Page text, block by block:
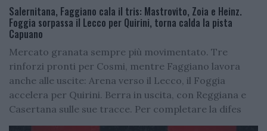
Salernitana, Faggiano cala il tris: Mastrovito, Zoia e Heinz.
Foggia sorpassa il Lecco per Quirini, torna calda la pista
Capuano
Mercato granata sempre più movimentato. Tre
rinforzi pronti per Cosmi, mentre Faggiano lavora
anche alle uscite: Arena verso il Lecco, il Foggia
accelera per Quirini. Berra in uscita, con Reggiana e
Casertana sulle sue tracce. Per completare la difes